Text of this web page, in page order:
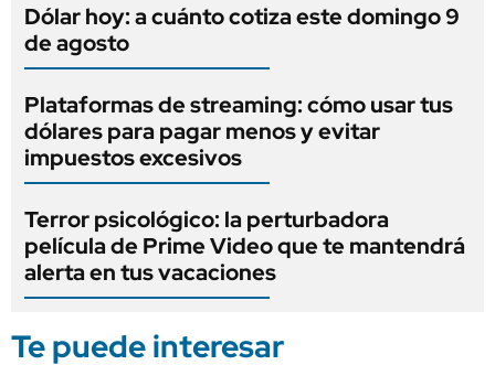
Dólar hoy: a cuánto cotiza este domingo 9
de agosto
Plataformas de streaming: cómo usar tus
dólares para pagar menos y evitar
impuestos excesivos
Terror psicológico: la perturbadora
película de Prime Video que te mantendrá
alerta en tus vacaciones
Te puede interesar